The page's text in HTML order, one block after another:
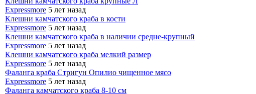
Expressmore 5 лет назад
Клешни камчатского краба в кости
Expressmore 5 лет назад
Клешни камчатского краба в наличии средне-крупный
Expressmore 5 лет назад
Клешни камчатского краба мелкий размер
Expressmore 5 лет назад
Фаланга краба Стригун Опилио чищенное мясо
Expressmore 5 лет назад
Фаланга камчатского краба 8-10 см